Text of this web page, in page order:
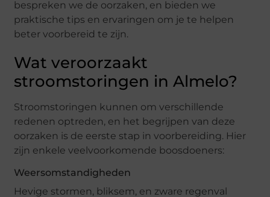
bespreken we de oorzaken, en bieden we
praktische tips en ervaringen om je te helpen
beter voorbereid te zijn.
Wat veroorzaakt
stroomstoringen in Almelo?
Stroomstoringen kunnen om verschillende
redenen optreden, en het begrijpen van deze
oorzaken is de eerste stap in voorbereiding. Hier
zijn enkele veelvoorkomende boosdoeners:
Weersomstandigheden
Hevige stormen, bliksem, en zware regenval